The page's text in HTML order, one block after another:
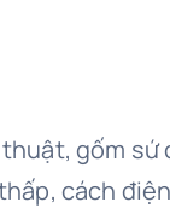
gốm
cách